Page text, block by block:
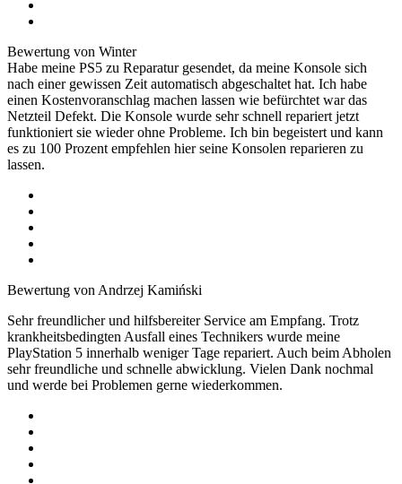
Bewertung von Winter
Habe meine PS5 zu Reparatur gesendet, da meine Konsole sich
nach einer gewissen Zeit automatisch abgeschaltet hat. Ich habe
einen Kostenvoranschlag machen lassen wie befürchtet war das
Netzteil Defekt. Die Konsole wurde sehr schnell repariert jetzt
funktioniert sie wieder ohne Probleme. Ich bin begeistert und kann
es zu 100 Prozent empfehlen hier seine Konsolen reparieren zu
lassen.
Bewertung von Andrzej Kamiński
Sehr freundlicher und hilfsbereiter Service am Empfang. Trotz
krankheitsbedingten Ausfall eines Technikers wurde meine
PlayStation 5 innerhalb weniger Tage repariert. Auch beim Abholen
sehr freundliche und schnelle abwicklung. Vielen Dank nochmal
und werde bei Problemen gerne wiederkommen.